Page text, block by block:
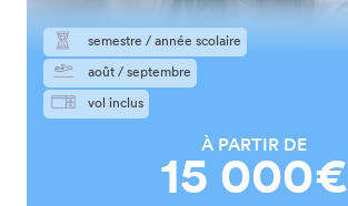
semestre / année scolaire
août / septembre
vol inclus
À PARTIR DE
15 000€